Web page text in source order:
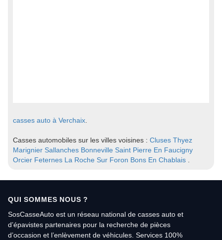
casses auto à Verchaix
Casses automobiles sur les villes voisines : Cluses Thyez
Marignier Sallanches Bonneville Saint Pierre En Faucigny
Orcier Feternes La Roche Sur Foron Bons En Chablais
QUI SOMMES NOUS ?
SosCasseAuto est un réseau national de casses auto et
d’épavistes partenaires pour la recherche de pièces
d’occasion et l’enlèvement de véhicules. Services 100%